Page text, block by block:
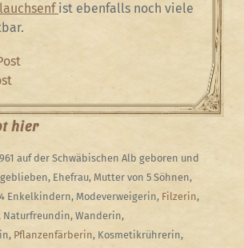
ist ebenfalls noch viele
hier
auf der Schwäbischen Alb geboren und
Ehefrau, Mutter von 5 Söhnen,
Enkelkindern, Modeverweigerin, Filzerin,
Naturfreundin, Wanderin,
Pflanzenfärberin, Kosmetikrührerin,